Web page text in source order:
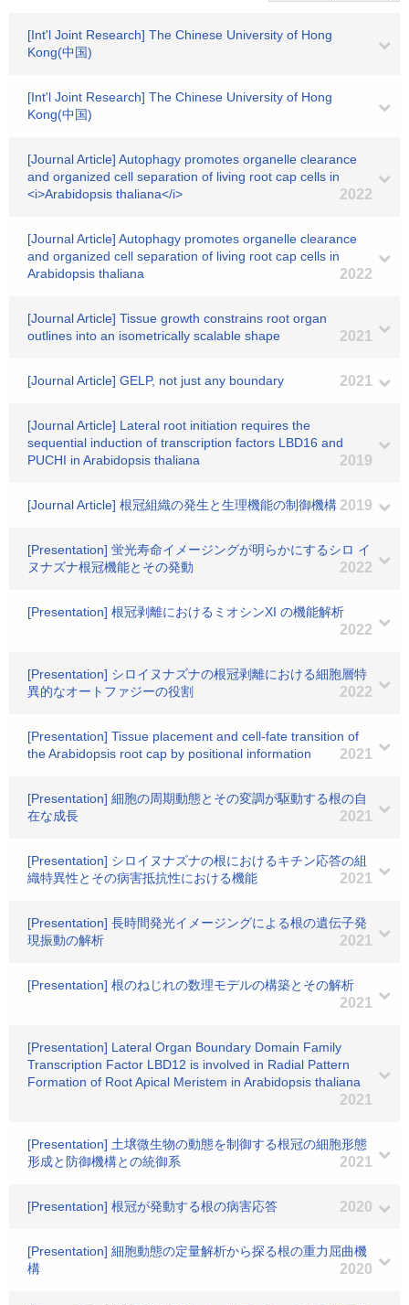
[Int'l Joint Research] The Chinese University of Hong
Kong(中国)
[Int'l Joint Research] The Chinese University of Hong
Kong(中国)
[Journal Article] Autophagy promotes organelle clearance
and organized cell separation of living root cap cells in
<i>Arabidopsis thaliana</i>
2022
[Journal Article] Autophagy promotes organelle clearance
and organized cell separation of living root cap cells in
Arabidopsis thaliana
2022
[Journal Article] Tissue growth constrains root organ
outlines into an isometrically scalable shape
2021
[Journal Article] GELP, not just any boundary 2021
[Journal Article] Lateral root initiation requires the
sequential induction of transcription factors LBD16 and
PUCHI in Arabidopsis thaliana
2019
[Journal Article] 根冠組織の発生と生理機能の制御機構 2019
[Presentation] 蛍光寿命イメージングが明らかにするシロ イ
ヌナズナ根冠機能とその発動
2022
[Presentation] 根冠剥離におけるミオシンXI の機能解析
2022
[Presentation] シロイヌナズナの根冠剥離における細胞層特
異的なオートファジーの役割
2022
[Presentation] Tissue placement and cell-fate transition of
the Arabidopsis root cap by positional information
2021
[Presentation] 細胞の周期動態とその変調が駆動する根の自
在な成長
2021
[Presentation] シロイヌナズナの根におけるキチン応答の組
織特異性とその病害抵抗性における機能
2021
[Presentation] 長時間発光イメージングによる根の遺伝子発
現振動の解析
2021
[Presentation] 根のねじれの数理モデルの構築とその解析
2021
[Presentation] Lateral Organ Boundary Domain Family
Transcription Factor LBD12 is involved in Radial Pattern
Formation of Root Apical Meristem in Arabidopsis thaliana
2021
[Presentation] 土壌微生物の動態を制御する根冠の細胞形態
形成と防御機構との統御系
2021
[Presentation] 根冠が発動する根の病害応答 2020
[Presentation] 細胞動態の定量解析から探る根の重力屈曲機
構
2020